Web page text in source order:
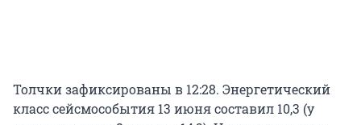
Толчки зафиксированы в 12:28. Энергетический
класс сейсмособытия 13 июня составил 10,3 (у